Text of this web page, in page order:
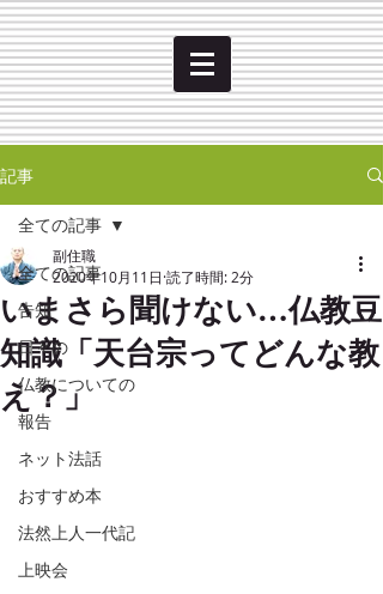
記事
全ての記事
告知
日々の
仏教についての
報告
ネット法話
おすすめ本
法然上人一代記
上映会
全ての記事
いまさら聞けない…仏教豆
知識「天台宗ってどんな教
え？」
副住職
2020年10月11日 読了時間: 2分